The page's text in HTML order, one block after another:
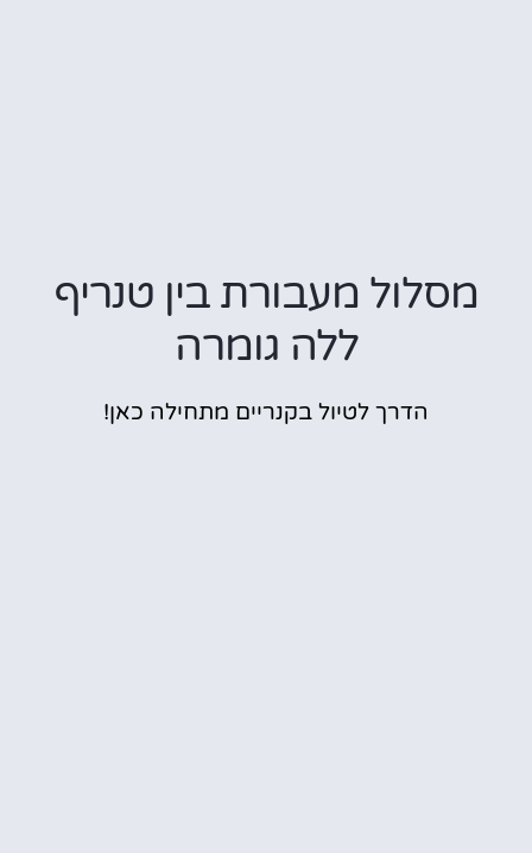
מסלול מעבורת בין טנריף
ללה גומרה
הדרך לטיול בקנריים מתחילה כאן!